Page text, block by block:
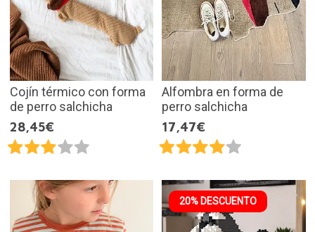
Cojín térmico con forma
de perro salchicha
28,45€
Alfombra en forma de
perro salchicha
17,47€
20% DESCUENTO